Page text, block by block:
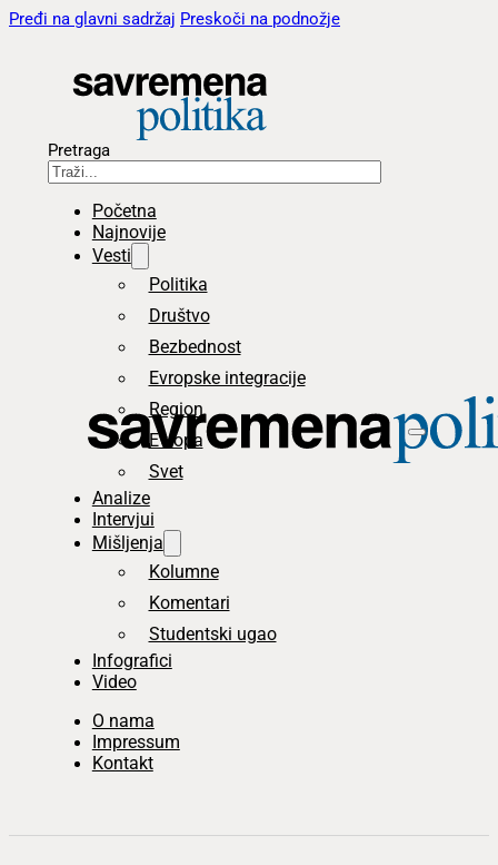
Pređi na glavni sadržaj Preskoči na podnožje
Pretraga
Početna
Najnovije
Vesti
Politika
Društvo
Bezbednost
Evropske integracije
Region
Evropa
Svet
Analize
Intervjui
Mišljenja
Kolumne
Komentari
Studentski ugao
Infografici
Video
O nama
Impressum
Kontakt